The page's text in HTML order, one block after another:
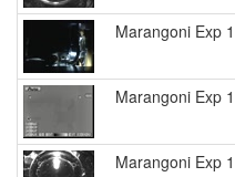
Marangoni Exp 1
Marangoni Exp 1
Marangoni Exp 1